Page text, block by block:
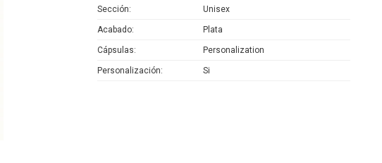
Sección Unisex
Acabado Plata
Cápsulas Personalization
Personalización Si